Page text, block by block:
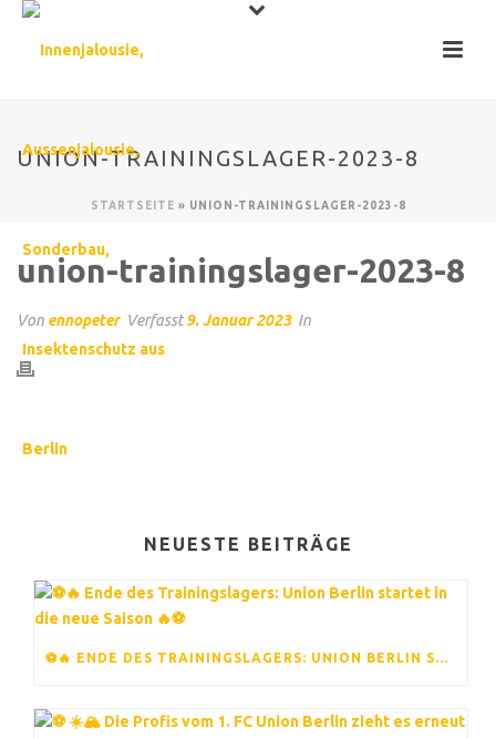
UNION-TRAININGSLAGER-2023-8
STARTSEITE » UNION-TRAININGSLAGER-2023-8
union-trainingslager-2023-8
Von ennopeter Verfasst9. Januar 2023 In
NEUESTE BEITRÄGE
⚽️🔥 ENDE DES TRAININGSLAGERS: UNION BERLIN STARTET IN DIE NEUE SAISON 🔥⚽️